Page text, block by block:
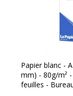
Papier blanc -
mm) - 80g/m²
feuilles -